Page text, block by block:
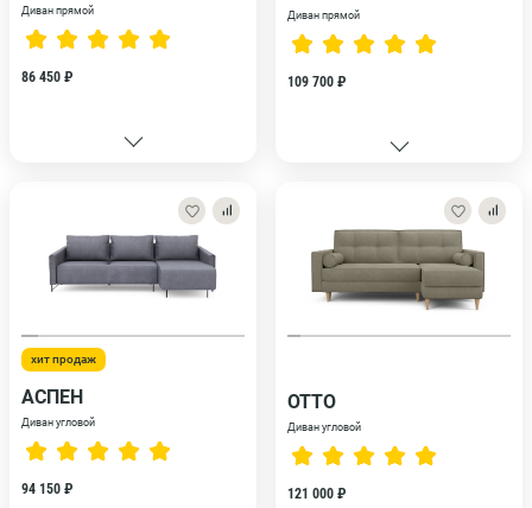
Диван прямой
86 450 ₽
Диван прямой
109 700 ₽
хит продаж
АСПЕН
Диван угловой
94 150 ₽
ОТТО
Диван угловой
121 000 ₽